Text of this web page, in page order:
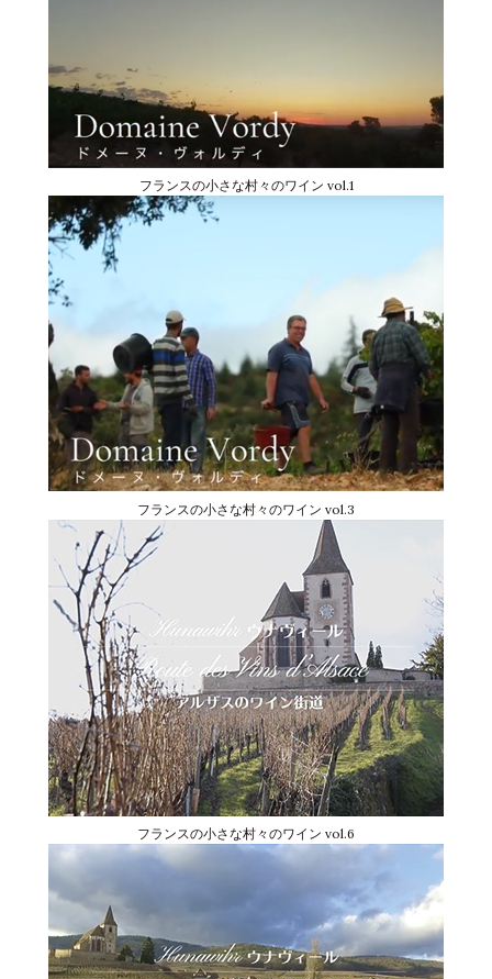
フランスの小さな村々のワイン vol.1
フランスの小さな村々のワイン vol.3
フランスの小さな村々のワイン vol.6